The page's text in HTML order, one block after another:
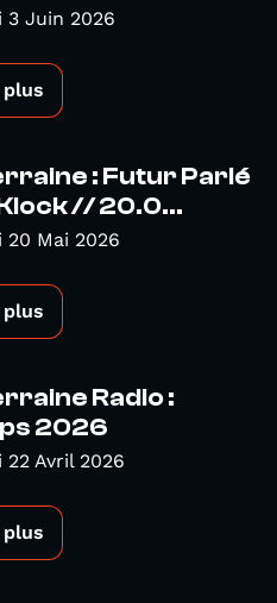
3 Juin 2026
: Futur Parlé
// 20.0...
20 Mai 2026
Radio :
2026
22 Avril 2026